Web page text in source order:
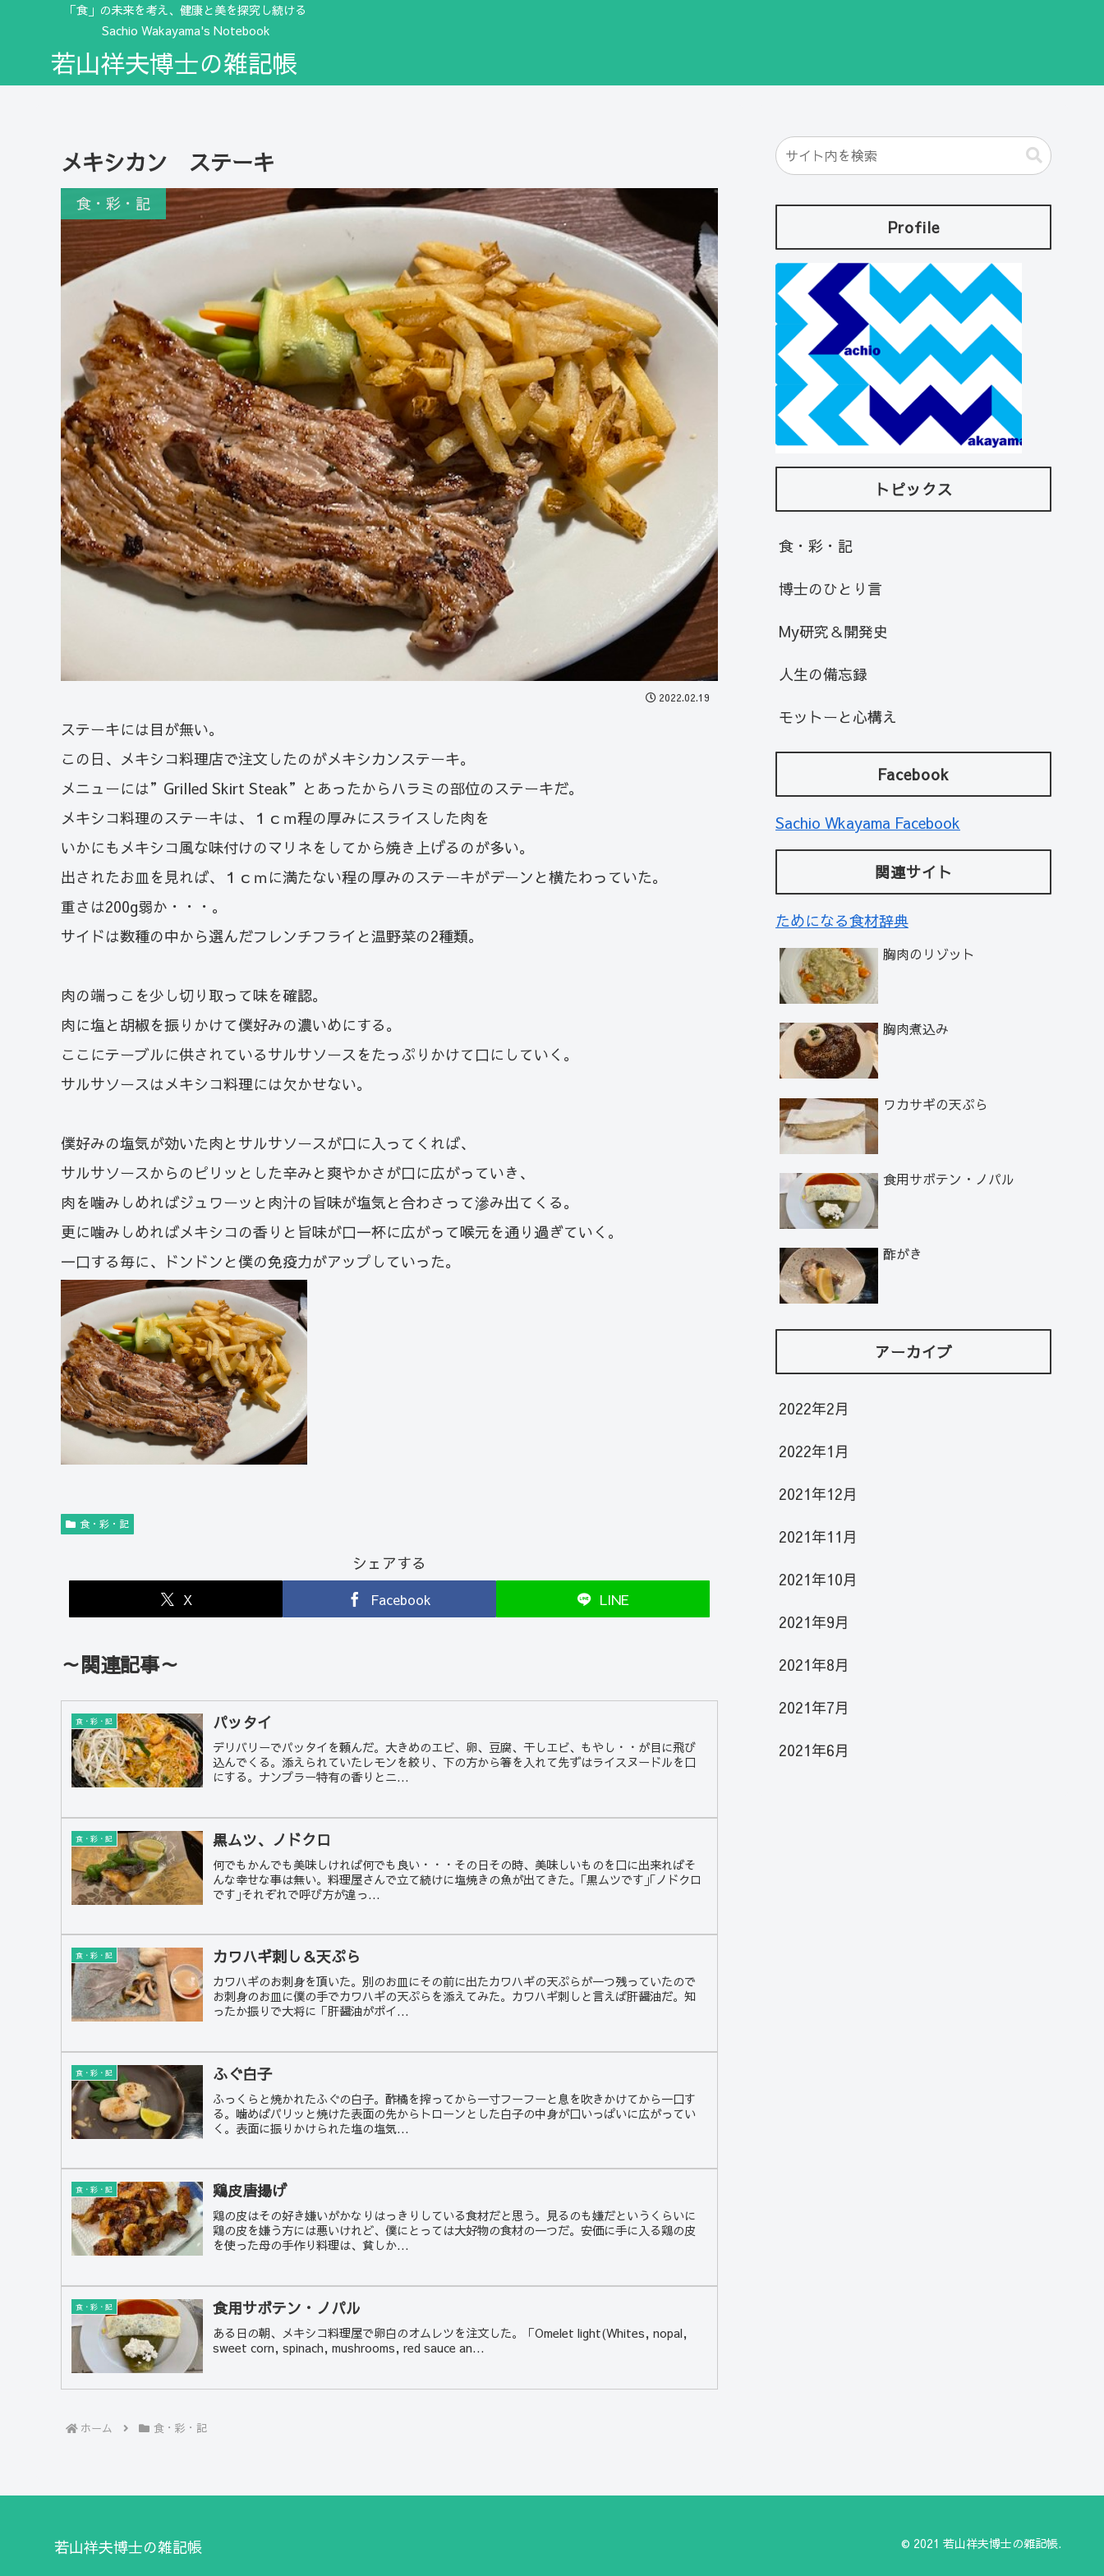
「食」の未来を考え、健康と美を探究し続ける
Sachio Wakayama's Notebook
若山祥夫博士の雑記帳
メキシカン ステーキ
食・彩・記
2022.02.19
ステーキには目が無い。
この日、メキシコ料理店で注文したのがメキシカンステーキ。
メニューには”Grilled Skirt Steak”とあったからハラミの部位のステーキだ。
メキシコ料理のステーキは、１ｃｍ程の厚みにスライスした肉を
いかにもメキシコ風な味付けのマリネをしてから焼き上げるのが多い。
出されたお皿を見れば、１ｃｍに満たない程の厚みのステーキがデーンと横たわっていた。
重さは200g弱か・・・。
サイドは数種の中から選んだフレンチフライと温野菜の2種類。
肉の端っこを少し切り取って味を確認。
肉に塩と胡椒を振りかけて僕好みの濃いめにする。
ここにテーブルに供されているサルサソースをたっぷりかけて口にしていく。
サルサソースはメキシコ料理には欠かせない。
僕好みの塩気が効いた肉とサルサソースが口に入ってくれば、
サルサソースからのピリッとした辛みと爽やかさが口に広がっていき、
肉を噛みしめればジュワーッと肉汁の旨味が塩気と合わさって滲み出てくる。
更に噛みしめればメキシコの香りと旨味が口一杯に広がって喉元を通り過ぎていく。
一口する毎に、ドンドンと僕の免疫力がアップしていった。
食・彩・記
シェアする
X Facebook LINE
～関連記事～
食・彩・記 パッタイ
デリバリーでパッタイを頼んだ。大きめのエビ、卵、豆腐、干しエビ、もやし・・が目に飛び
込んでくる。添えられていたレモンを絞り、下の方から箸を入れて先ずはライスヌードルを口
にする。ナンプラー特有の香りとニ...
食・彩・記 黒ムツ、ノドクロ
何でもかんでも美味しければ何でも良い・・・その日その時、美味しいものを口に出来ればそ
んな幸せな事は無い。料理屋さんで立て続けに塩焼きの魚が出てきた。｢黒ムツです｣｢ノドクロ
です｣それぞれで呼び方が違っ...
食・彩・記 カワハギ刺し＆天ぷら
カワハギのお刺身を頂いた。別のお皿にその前に出たカワハギの天ぷらが一つ残っていたので
お刺身のお皿に僕の手でカワハギの天ぷらを添えてみた。カワハギ刺しと言えば肝醤油だ。知
ったか振りで大将に「肝醤油がポイ...
食・彩・記 ふぐ白子
ふっくらと焼かれたふぐの白子。酢橘を搾ってから一寸フーフーと息を吹きかけてから一口す
る。噛めばパリッと焼けた表面の先からトローンとした白子の中身が口いっぱいに広がってい
く。表面に振りかけられた塩の塩気...
食・彩・記 鶏皮唐揚げ
鶏の皮はその好き嫌いがかなりはっきりしている食材だと思う。見るのも嫌だというくらいに
鶏の皮を嫌う方には悪いけれど、僕にとっては大好物の食材の一つだ。安価に手に入る鶏の皮
を使った母の手作り料理は、貧しか...
食・彩・記 食用サボテン・ノパル
ある日の朝、メキシコ料理屋で卵白のオムレツを注文した。「Omelet light(Whites, nopal,
sweet corn, spinach, mushrooms, red sauce an...
ホーム 食・彩・記
Profile
トピックス
食・彩・記
博士のひとり言
My研究＆開発史
人生の備忘録
モットーと心構え
Facebook
Sachio Wkayama Facebook
関連サイト
ためになる食材辞典
胸肉のリゾット
胸肉煮込み
ワカサギの天ぷら
食用サボテン・ノパル
酢がき
アーカイブ
2022年2月
2022年1月
2021年12月
2021年11月
2021年10月
2021年9月
2021年8月
2021年7月
2021年6月
若山祥夫博士の雑記帳 © 2021 若山祥夫博士の雑記帳.